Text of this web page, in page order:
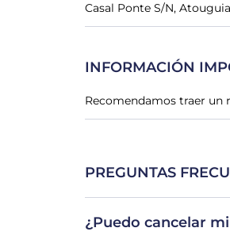
Casal Ponte S/N,
INFORMACIÓN
Recomendamos traer un
PREGUNTAS
¿Puedo cancelar